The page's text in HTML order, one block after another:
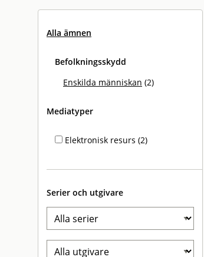
Alla ämnen
Befolkningsskydd
Enskilda människan (2)
Mediatyper
Elektronisk resurs (2)
Serier och utgivare